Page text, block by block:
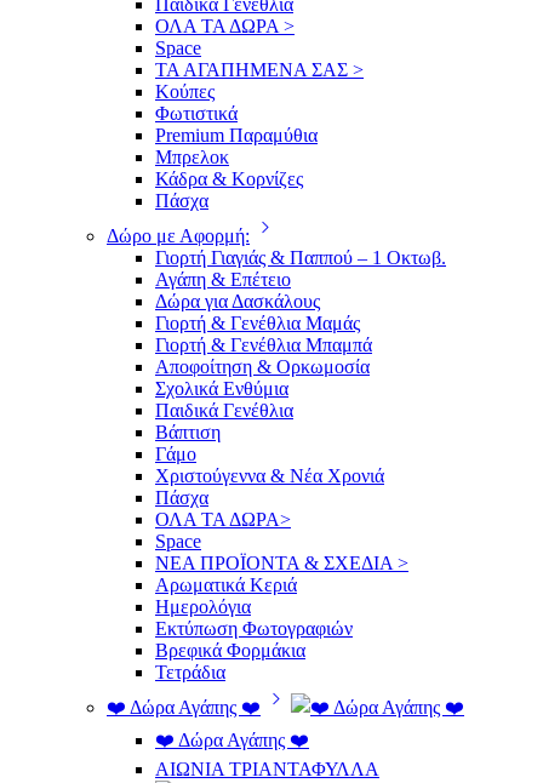
ΟΛΑ ΤΑ ΔΩΡΑ >
Space
ΤΑ ΑΓΑΠΗΜΕΝΑ ΣΑΣ >
Κούπες
Φωτιστικά
Premium Παραμύθια
Μπρελοκ
Κάδρα & Κορνίζες
Πάσχα
Δώρο με Αφορμή:
Γιορτή Γιαγιάς & Παππού – 1 Οκτωβ.
Αγάπη & Επέτειο
Δώρα για Δασκάλους
Γιορτή & Γενέθλια Μαμάς
Γιορτή & Γενέθλια Μπαμπά
Αποφοίτηση & Ορκωμοσία
Σχολικά Ενθύμια
Παιδικά Γενέθλια
Βάπτιση
Γάμο
Χριστούγεννα & Νέα Χρονιά
Πάσχα
ΟΛΑ ΤΑ ΔΩΡΑ>
Space
ΝΕΑ ΠΡΟΪΟΝΤΑ & ΣΧΕΔΙΑ >
Αρωματικά Κεριά
Ημερολόγια
Εκτύπωση Φωτογραφιών
Βρεφικά Φορμάκια
Τετράδια
❤️ Δώρα Αγάπης ❤️
❤️ Δώρα Αγάπης ❤️
ΑΙΩΝΙΑ ΤΡΙΑΝΤΑΦΥΛΛΑ